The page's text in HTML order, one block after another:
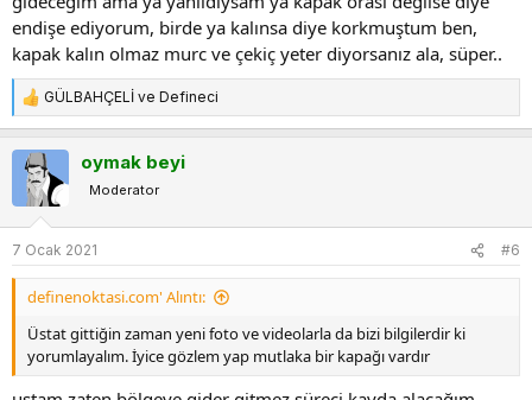
endişe ediyorum, birde ya kalınsa diye korkmuştum ben,
kapak kalın olmaz murc ve çekiç yeter diyorsanız ala, süper..
T
e
p
k
l
e
:
GÜLBAHÇELİ ve Defineci
oymak beyi
Moderator
7 Ocak 2021 #6
definenoktasi.com' Alıntı:
Üstat gittiğin zaman yeni foto ve videolarla da bizi bilgilerdir ki
yorumlayalım. İyice gözlem yap mutlaka bir kapağı vardır